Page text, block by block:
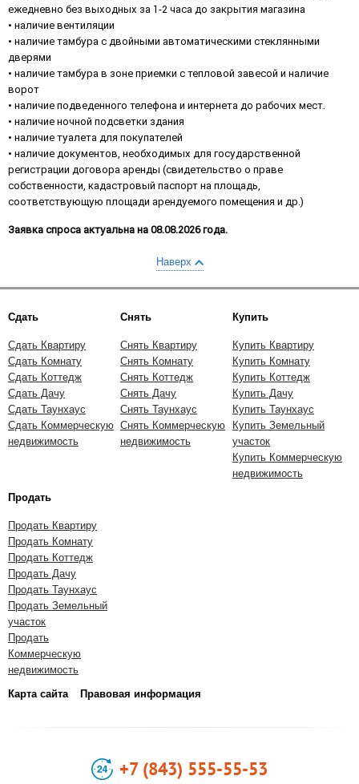
ежедневно без выходных за 1-2 часа до закрытия магазина
• наличие вентиляции
• наличие тамбура с двойными автоматическими стеклянными
дверями
• наличие тамбура в зоне приемки с тепловой завесой и наличие
ворот
• наличие подведенного телефона и интернета до рабочих мест.
• наличие ночной подсветки здания
• наличие туалета для покупателей
• наличие документов, необходимых для государственной
регистрации договора аренды (свидетельство о праве
собственности, кадастровый паспорт на площадь,
соответствующую площади арендуемого помещения и др.)
Заявка спроса актуальна на 08.08.2026 года.
Наверх
Сдать
Сдать Квартиру
Сдать Комнату
Сдать Коттедж
Сдать Дачу
Сдать Таунхаус
Сдать Коммерческую
недвижимость
Снять
Снять Квартиру
Снять Комнату
Снять Коттедж
Снять Дачу
Снять Таунхаус
Снять Коммерческую
недвижимость
Купить
Купить Квартиру
Купить Комнату
Купить Коттедж
Купить Дачу
Купить Таунхаус
Купить Земельный
участок
Купить Коммерческую
недвижимость
Продать
Продать Квартиру
Продать Комнату
Продать Коттедж
Продать Дачу
Продать Таунхаус
Продать Земельный
участок
Продать
Коммерческую
недвижимость
Карта сайта
Правовая информация
+7 (843) 555-55-53